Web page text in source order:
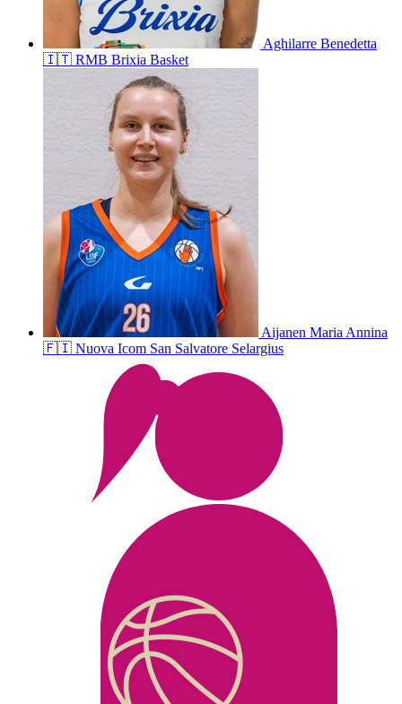
Aghilarre Benedetta
🇮🇹 RMB Brixia Basket
Aijanen Maria Annina
🇫🇮 Nuova Icom San Salvatore Selargius